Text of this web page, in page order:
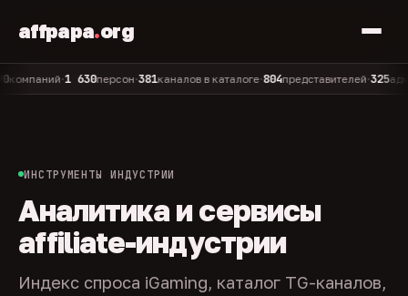
affpapa.org
•1 630персон•381каналов в каталоге•804представителей•325админов
ИНСТРУМЕНТЫ ИНДУСТРИИ
Аналитика и сервисы
affiliate-индустрии
Индекс спроса iGaming, каталог TG-каналов,